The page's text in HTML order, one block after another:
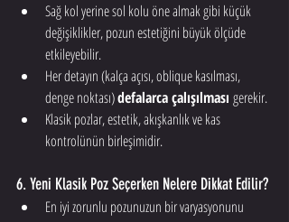
Sağ kol yerine sol kolu öne almak gibi küçük
değişiklikler, pozun estetiğini büyük ölçüde
etkileyebilir.
Her detayın (kalça açısı, oblique kasılması,
denge noktası) defalarca çalışılması gerekir.
Klasik pozlar, estetik, akışkanlık ve kas
kontrolünün birleşimidir.
6. Yeni Klasik Poz Seçerken Nelere Dikkat Edilir?
En iyi zorunlu pozunuzun bir varyasyonunu